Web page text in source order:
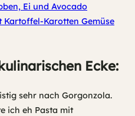
Ei und Avocado
Kartoffel-Karotten Gemüse
Ecke:
sehr nach Gorgonzola.
ich eh Pasta mit